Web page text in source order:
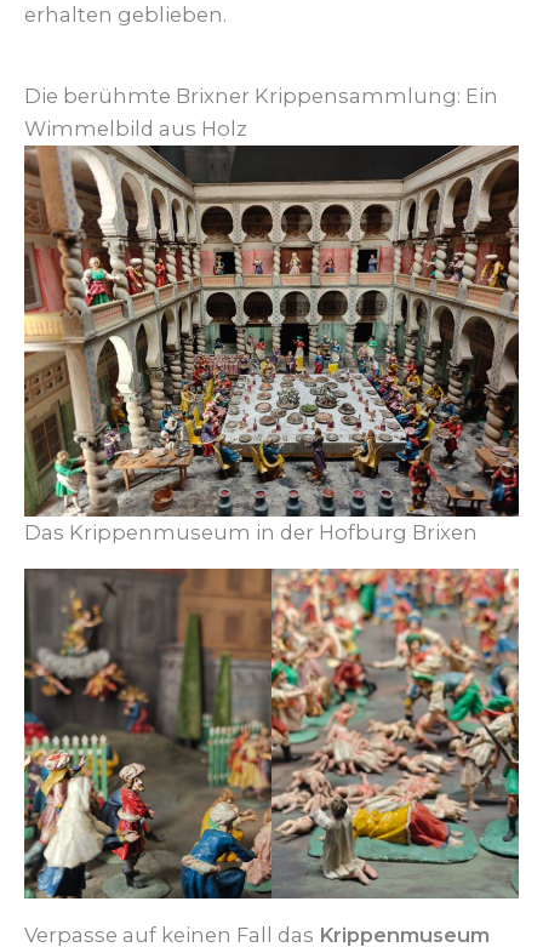
erhalten geblieben.
Die berühmte Brixner Krippensammlung: Ein
Wimmelbild aus Holz
Das Krippenmuseum in der Hofburg Brixen
Verpasse auf keinen Fall das Krippenmuseum